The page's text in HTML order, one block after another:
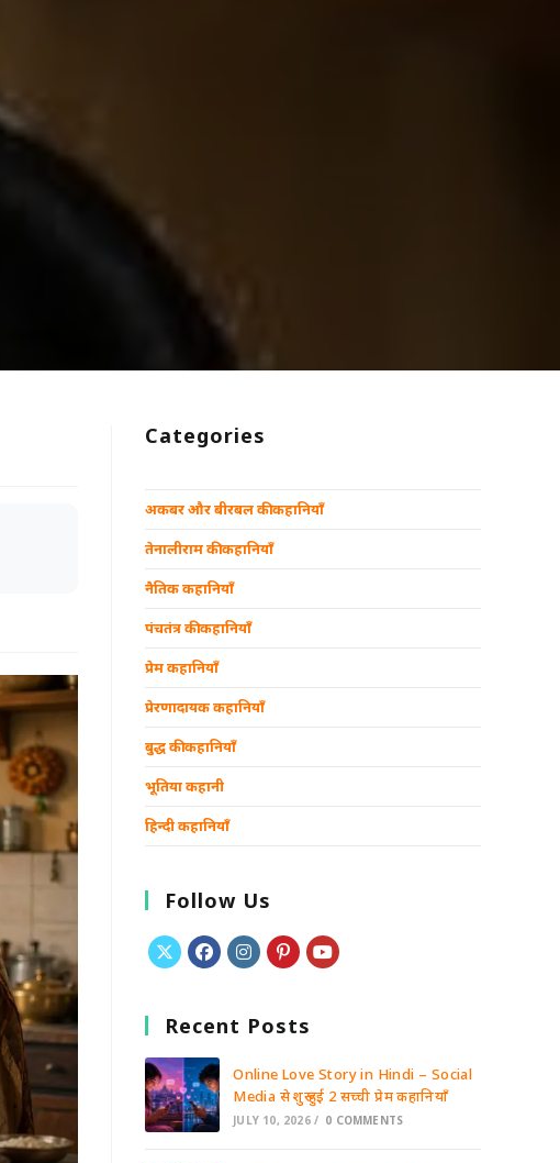
Categories
अकबर और बीरबल की कहानियाँ
तेनालीराम की कहानियाँ
नैतिक कहानियाँ
पंचतंत्र की कहानियाँ
प्रेम कहानियाँ
प्रेरणादायक कहानियाँ
बुद्ध की कहानियाँ
भूतिया कहानी
हिन्दी कहानियाँ
Follow Us
Recent Posts
Online Love Story in Hindi – Social
Media से शुरू हुई 2 सच्ची प्रेम कहानियाँ
JULY 10, 2026 / 0 COMMENTS